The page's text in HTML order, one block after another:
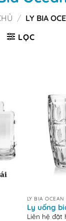
/ LY BIA
LỌC
LY BIA OCEAN
Ly uống
Liên hệ đặt